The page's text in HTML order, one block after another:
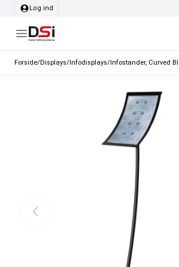
Log ind
Forside/Displays/Infodisplays/Infostander, Curved